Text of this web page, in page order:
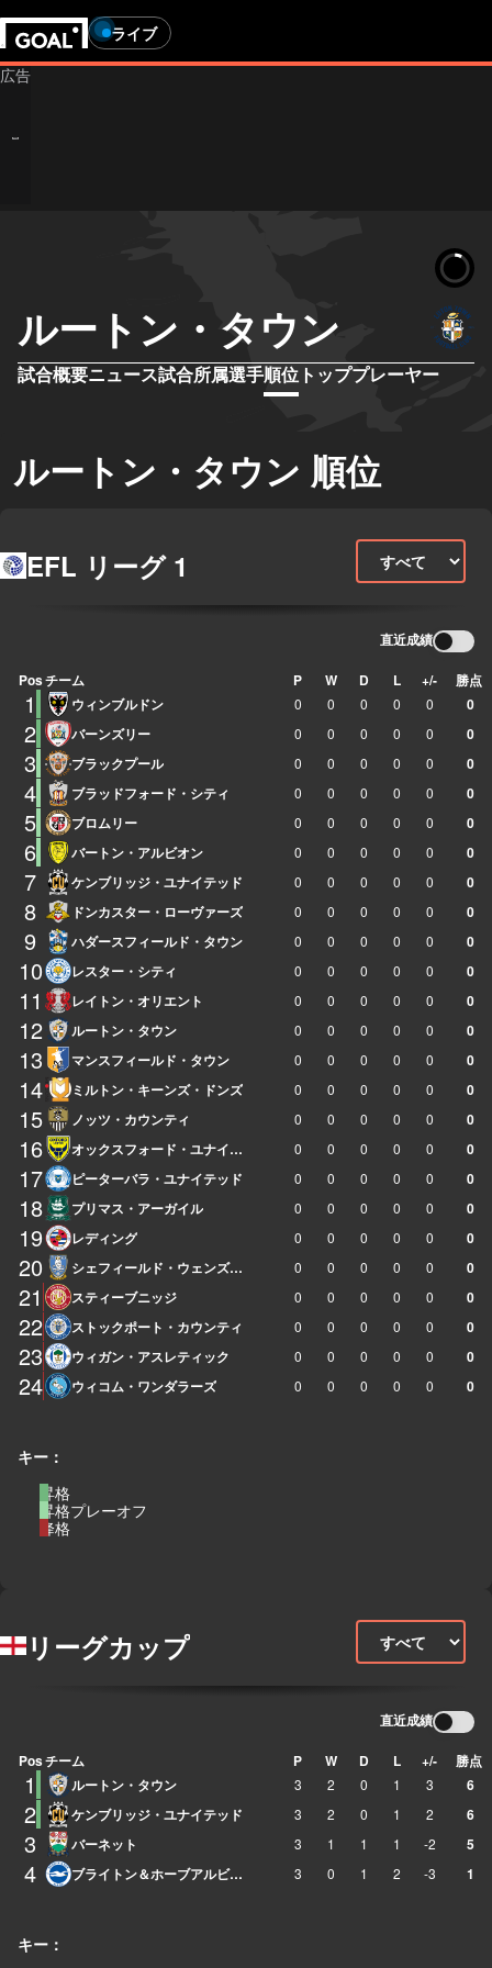
ライブ
ルートン・タウン
試合概要ニュース試合所属選手順位 トッププレーヤー
ルートン・タウン 順位
EFL リーグ 1
直近成績
キー：
昇格
昇格プレーオフ
降格
Posチーム P W D L +/- 勝点
1 ウィンブルドン 0 0 0 0 0 0
2 バーンズリー 0 0 0 0 0 0
3 ブラックプール 0 0 0 0 0 0
4 ブラッドフォード・シティ 0 0 0 0 0 0
5 ブロムリー 0 0 0 0 0 0
6 バートン・アルビオン 0 0 0 0 0 0
7 ケンブリッジ・ユナイテッド 0 0 0 0 0 0
8 ドンカスター・ローヴァーズ 0 0 0 0 0 0
9 ハダースフィールド・タウン 0 0 0 0 0 0
10 レスター・シティ 0 0 0 0 0 0
11 レイトン・オリエント 0 0 0 0 0 0
12 ルートン・タウン 0 0 0 0 0 0
13 マンスフィールド・タウン 0 0 0 0 0 0
14 ミルトン・キーンズ・ドンズ 0 0 0 0 0 0
15 ノッツ・カウンティ 0 0 0 0 0 0
16 オックスフォード・ユナイテッド 0 0 0 0 0 0
17 ピーターバラ・ユナイテッド 0 0 0 0 0 0
18 プリマス・アーガイル 0 0 0 0 0 0
19 レディング 0 0 0 0 0 0
20 シェフィールド・ウェンズデイ 0 0 0 0 0 0
21 スティーブニッジ 0 0 0 0 0 0
22 ストックポート・カウンティ 0 0 0 0 0 0
23 ウィガン・アスレティック 0 0 0 0 0 0
24 ウィコム・ワンダラーズ 0 0 0 0 0 0
リーグカップ
直近成績
キー：
Posチーム P W D L +/- 勝点
1 ルートン・タウン 3 2 0 1 3 6
2 ケンブリッジ・ユナイテッド 3 2 0 1 2 6
3 バーネット 3 1 1 1 -2 5
4 ブライトン＆ホーブアルビオンアカデミー 3 0 1 2 -3 1